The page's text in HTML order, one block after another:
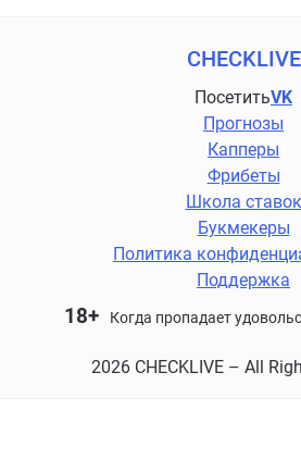
CHECKLIVE
ПосетитьVK
Прогнозы
Капперы
Фрибеты
Школа ставок
Букмекеры
Политика
Поддержка
18+ Когда пропадает
2026 CHECKLIVE – All